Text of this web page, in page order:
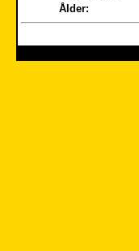
Ålder: